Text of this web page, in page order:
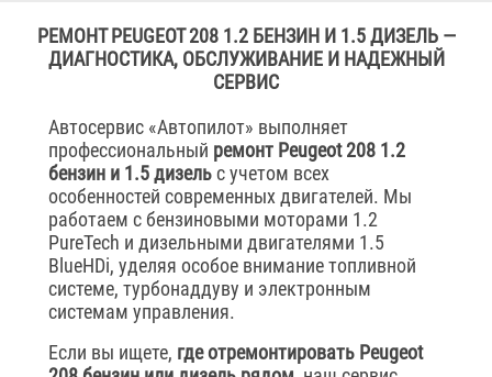
РЕМОНТ PEUGEOT 208 1.2 БЕНЗИН И 1.5 ДИЗЕЛЬ —
ДИАГНОСТИКА, ОБСЛУЖИВАНИЕ И НАДЕЖНЫЙ
СЕРВИС
Автосервис «Автопилот» выполняет
профессиональный ремонт Peugeot 208 1.2
бензин и 1.5 дизельс учетом всех
особенностей современных двигателей. Мы
работаем с бензиновыми моторами 1.2
PureTech и дизельными двигателями 1.5
BlueHDi, уделяя особое внимание топливной
системе, турбонаддуву и электронным
системам управления.
Если вы ищете, где отремонтировать Peugeot